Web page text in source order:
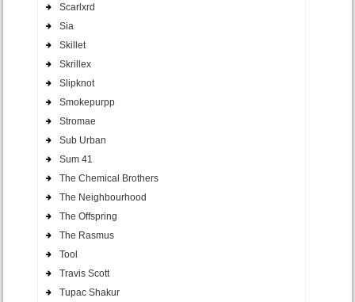
Scarlxrd
Sia
Skillet
Skrillex
Slipknot
Smokepurpp
Stromae
Sub Urban
Sum 41
The Chemical Brothers
The Neighbourhood
The Offspring
The Rasmus
Tool
Travis Scott
Tupac Shakur